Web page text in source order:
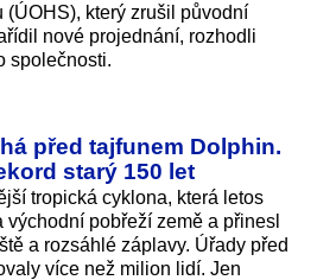
který zrušil původní
nové projednání, rozhodli
společnosti.
před tajfunem Dolphin.
starý 150 let
tropická cyklona, která letos
pobřeží země a přinesl
a rozsáhlé záplavy. Úřady před
více než milion lidí. Jen